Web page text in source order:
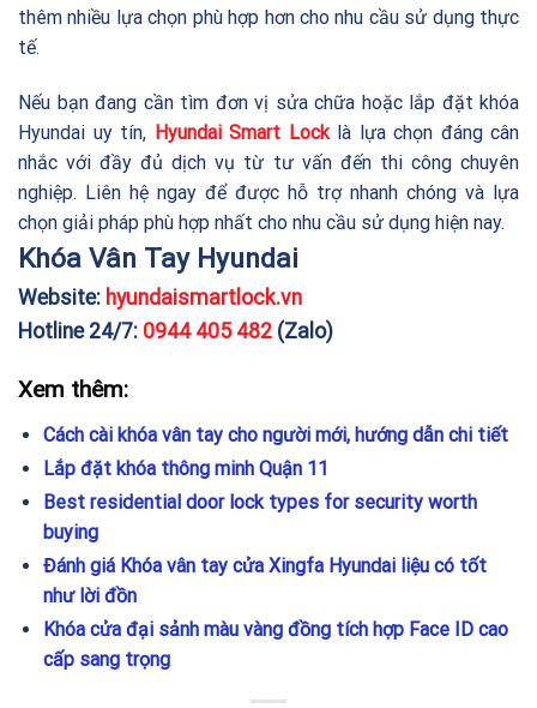
thêm nhiều lựa chọn phù hợp hơn cho nhu cầu sử dụng thực
tế.
Nếu bạn đang cần tìm đơn vị sửa chữa hoặc lắp đặt khóa
Hyundai uy tín, Hyundai Smart Locklà lựa chọn đáng cân
nhắc với đầy đủ dịch vụ từ tư vấn đến thi công chuyên
nghiệp. Liên hệ ngay để được hỗ trợ nhanh chóng và lựa
chọn giải pháp phù hợp nhất cho nhu cầu sử dụng hiện nay.
Khóa Vân Tay Hyundai
Website: hyundaismartlock.vn
Hotline 24/7: 0944 405 482 (Zalo)
Xem thêm:
Cách cài khóa vân tay cho người mới, hướng dẫn chi tiết
Lắp đặt khóa thông minh Quận 11
Best residential door lock types for security worth
buying
Đánh giá Khóa vân tay cửa Xingfa Hyundai liệu có tốt
như lời đồn
Khóa cửa đại sảnh màu vàng đồng tích hợp Face ID cao
cấp sang trọng